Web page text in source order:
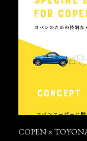
COPEN ×